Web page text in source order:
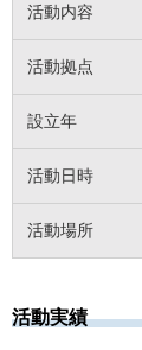
活動内容
活動拠点
設立年
活動日時
活動場所
活動実績